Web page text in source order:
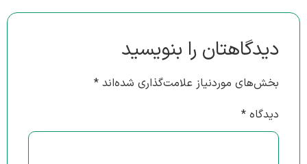
دیدگاهتان را بنویسید
بخش‌های موردنیاز علامت‌گذاری شده‌اند *
دیدگاه *